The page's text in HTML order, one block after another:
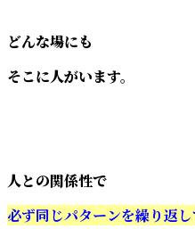
どんな場にも
そこに人がいます。
人との関係性で
必ず同じパターンを繰り返し